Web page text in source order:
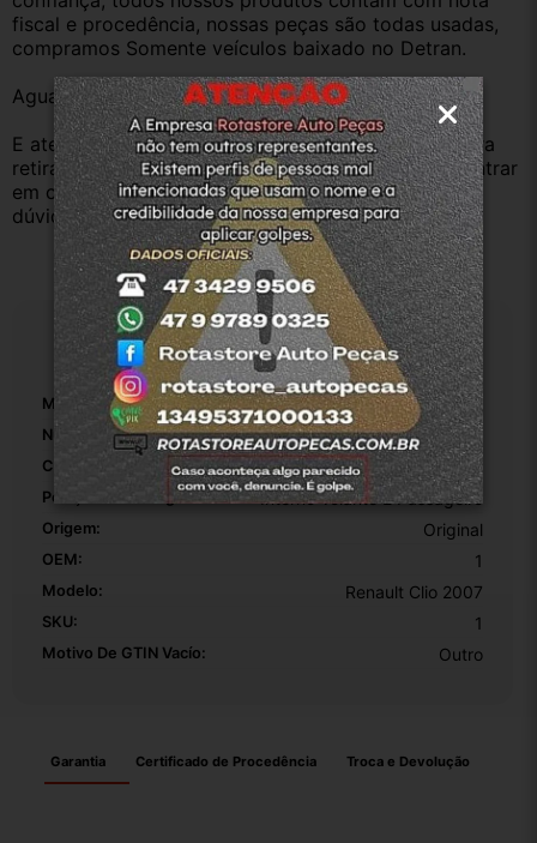
fiscal e procedência, nossas peças são todas usadas,
compramos Somente veículos baixado no Detran.
Aguardamos sua pergunta ou compra.
E atenderemos o quanto antes, caso o cliente prefira
retirar na nossa loja física também aceitamos, só entrar
em contato com a equipe Rotasul e tiramos suas
dúvidas.
Especificações
Marca: Renault
Número De Peça: 8200375761
Cor Da Superficie Do Airbag: Preto
Posição Do Airbag: Interno Volante E Passageiro
Origem: Original
OEM: 1
Modelo: Renault Clio 2007
SKU: 1
Motivo De GTIN Vacío: Outro
Garantia Certificado de Procedência Troca e Devolução